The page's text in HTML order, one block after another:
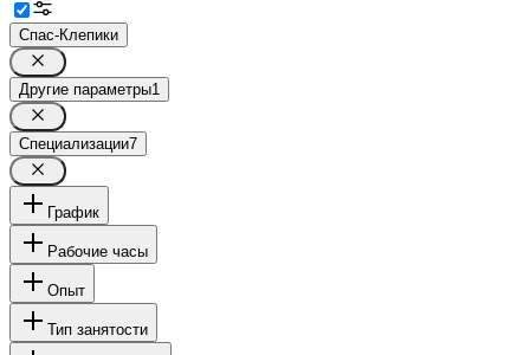
Спас-Клепики
Другие параметры1
Специализации7
График
Рабочие часы
Опыт
Тип занятости